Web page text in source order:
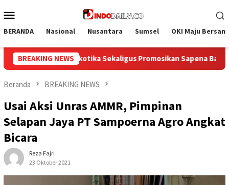
ke
Mobile
BERANDA Nasional Nusantara Sumsel OKI Maju
BREAKING NEWS
Sapena Bakery Tak Sekadar Mengobati, Lapas
Beranda BREAKING NEWS
Usai Aksi Unras AMMR, Pimpinan
Selapan Jaya PT Sampoerna Agro Angkat
Bicara
Reza Fajri
23 Oktober 2021